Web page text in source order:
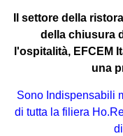
Il settore della
della chiusura
l'ospitalità, EFCEM
una
Sono Indispensabili
di tutta la filiera